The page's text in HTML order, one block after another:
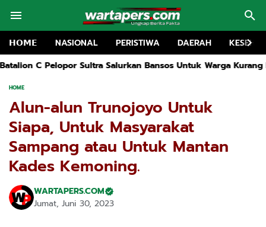
𝗛𝗢𝗠𝗘 NASIONAL PERISTIWA DAERAH
Salurkan Bansos Untuk Warga Kurang Mampu Di Kolaka
HOME
Alun-alun Trunojoyo Untuk
Siapa, Untuk Masyarakat
Sampang atau Untuk Mantan
Kades Kemoning.
WARTAPERS.COM
Jumat, Juni 30, 2023